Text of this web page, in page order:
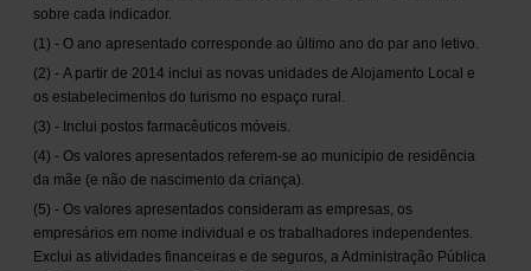
sobre cada indicador.
(1) - O ano apresentado corresponde ao último ano do par ano letivo.
(2) - A partir de 2014 inclui as novas unidades de Alojamento Local e
os estabelecimentos do turismo no espaço rural.
(3) - Inclui postos farmacêuticos móveis.
(4) - Os valores apresentados referem-se ao município de residência
da mãe (e não de nascimento da criança).
(5) - Os valores apresentados consideram as empresas, os
empresários em nome individual e os trabalhadores independentes.
Exclui as atividades financeiras e de seguros, a Administração Pública